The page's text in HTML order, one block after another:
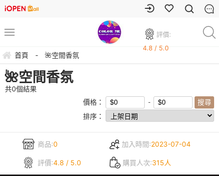
評價:
4.8 / 5.0
首頁 - 🌺空間香氛
🌺空間香氛
共0個結果
價格：
排序：
商品:0 加入時間:2023-07-04
評價:4.8 / 5.0 購買人次:315人